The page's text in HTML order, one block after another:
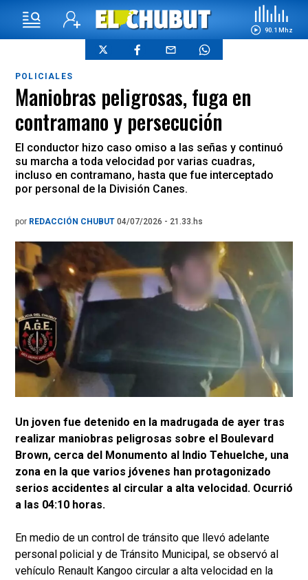
90.1 Mhz
POLICIALES
Maniobras peligrosas, fuga en
contramano y persecución
El conductor hizo caso omiso a las señas y continuó
su marcha a toda velocidad por varias cuadras,
incluso en contramano, hasta que fue interceptado
por personal de la División Canes.
por REDACCIÓN CHUBUT 04/07/2026 - 21.33.hs
Un joven fue detenido en la madrugada de ayer tras
realizar maniobras peligrosas sobre el Boulevard
Brown, cerca del Monumento al Indio Tehuelche, una
zona en la que varios jóvenes han protagonizado
serios accidentes al circular a alta velocidad. Ocurrió
a las 04:10 horas.
En medio de un control de tránsito que llevó adelante
personal policial y de Tránsito Municipal, se observó al
vehículo Renault Kangoo circular a alta velocidad en la